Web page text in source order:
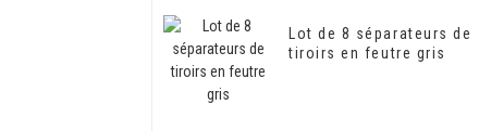
Lot de 8 séparateurs de
tiroirs en feutre gris